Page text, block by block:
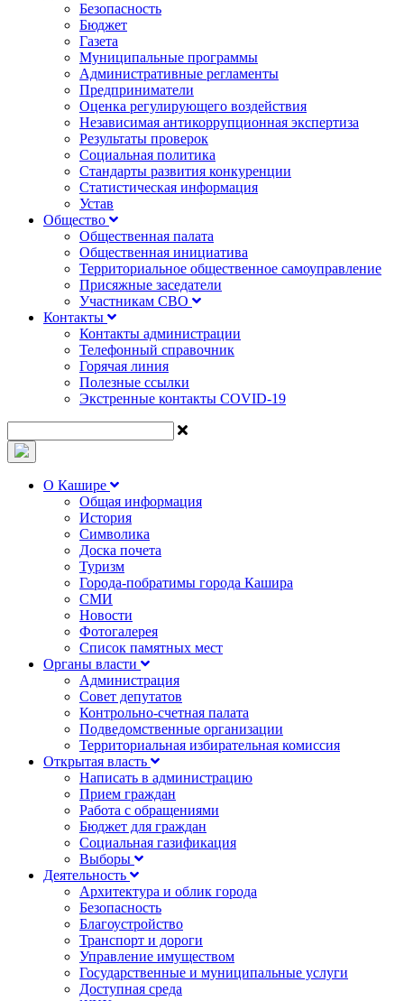
Безопасность
Бюджет
Газета
Муниципальные программы
Административные регламенты
Предприниматели
Оценка регулирующего воздействия
Независимая антикоррупционная экспертиза
Результаты проверок
Социальная политика
Стандарты развития конкуренции
Статистическая информация
Устав
Общество
Общественная палата
Общественная инициатива
Территориальное общественное самоуправление
Присяжные заседатели
Участникам СВО
Контакты
Контакты администрации
Телефонный справочник
Горячая линия
Полезные ссылки
Экстренные контакты COVID-19
О Кашире
Общая информация
История
Символика
Доска почета
Туризм
Города-побратимы города Кашира
СМИ
Новости
Фотогалерея
Список памятных мест
Органы власти
Администрация
Совет депутатов
Контрольно-счетная палата
Подведомственные организации
Территориальная избирательная комиссия
Открытая власть
Написать в администрацию
Прием граждан
Работа с обращениями
Бюджет для граждан
Социальная газификация
Выборы
Деятельность
Архитектура и облик города
Безопасность
Благоустройство
Транспорт и дороги
Управление имуществом
Государственные и муниципальные услуги
Доступная среда